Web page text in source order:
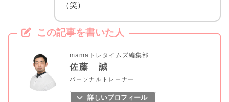
（笑）
この記事を書いた人
mamaトレタイムズ編集部
佐藤 誠
パーソナルトレーナー
詳しいプロフィール